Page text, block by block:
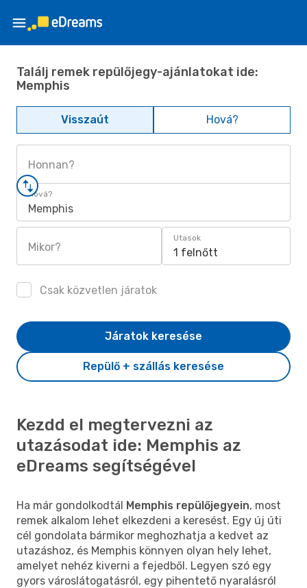
Találj remek repülőjegy-ajánlatokat ide:
Memphis
Visszaút Hová?
Honnan?
Hová?
Memphis
Mikor?
Utasok
1 felnőtt
Csak közvetlen járatok
Repülő + szállás keresése
Járatok keresése
Kezdd el megtervezni az
utazásodat ide: Memphis az
eDreams segítségével
Ha már gondolkodtál Memphis repülőjegyein, most
remek alkalom lehet elkezdeni a keresést. Egy új úti
cél gondolata bármikor meghozhatja a kedvet az
utazáshoz, és Memphis könnyen olyan hely lehet,
amelyet nehéz kiverni a fejedből. Legyen szó egy
gyors városlátogatásról, egy pihentető nyaralásról